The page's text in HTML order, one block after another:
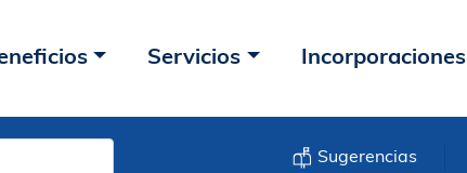
Servicios Incorporaciones
Sugerencias